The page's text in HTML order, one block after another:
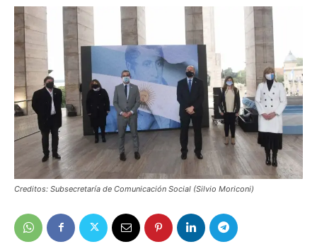
Creditos: Subsecretaría de Comunicación Social (Silvio Moriconi)